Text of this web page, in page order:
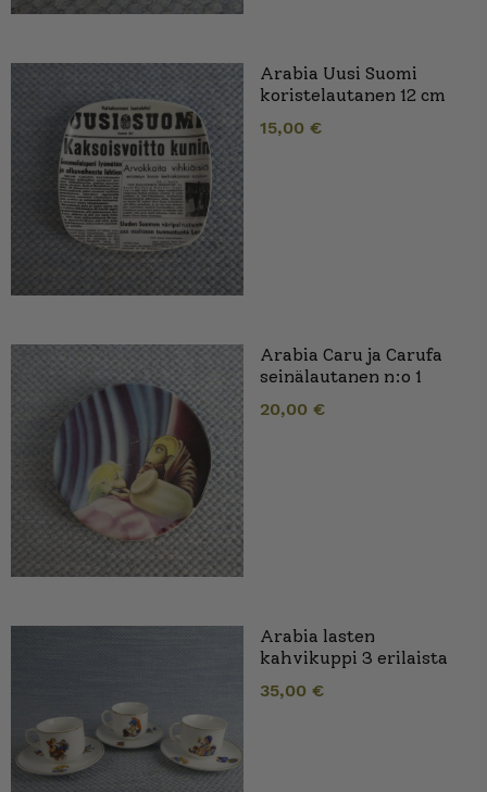
Arabia Uusi Suomi
koristelautanen 12 cm
15,00 €
Arabia Caru ja Carufa
seinälautanen n:o 1
20,00 €
Arabia lasten
kahvikuppi 3 erilaista
35,00 €